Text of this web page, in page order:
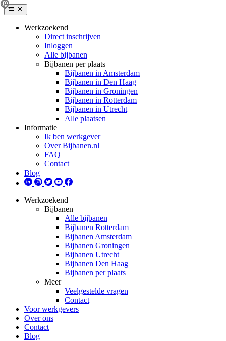
Werkzoekend
Direct inschrijven
Inloggen
Alle bijbanen
Bijbanen per plaats
Bijbanen in Amsterdam
Bijbanen in Den Haag
Bijbanen in Groningen
Bijbanen in Rotterdam
Bijbanen in Utrecht
Alle plaatsen
Informatie
Ik ben werkgever
Over Bijbanen.nl
FAQ
Contact
Blog
Werkzoekend
Bijbanen
Alle bijbanen
Bijbanen Rotterdam
Bijbanen Amsterdam
Bijbanen Groningen
Bijbanen Utrecht
Bijbanen Den Haag
Bijbanen per plaats
Meer
Veelgestelde vragen
Contact
Voor werkgevers
Over ons
Contact
Blog